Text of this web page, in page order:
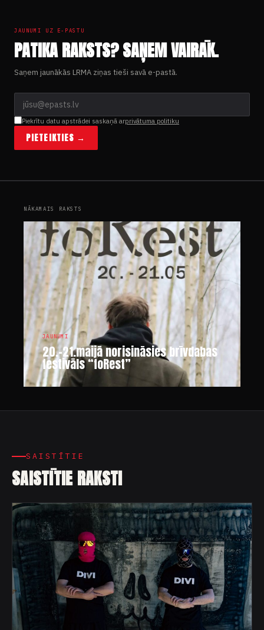
JAUNUMI UZ E-PASTU
PATIKA RAKSTS? SAŅEM VAIRĀK.
Saņem jaunākās LRMA ziņas tieši savā e-pastā.
Piekrītu datu apstrādei saskaņā arprivātuma politiku
PIETEIKTIES →
NĀKAMAIS RAKSTS
JAUNUMI
20.-21.maijā norisināsies brīvdabas
festivāls “foRest”
SAISTĪTIE
SAISTĪTIE RAKSTI